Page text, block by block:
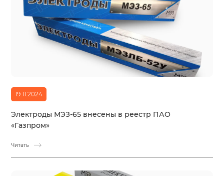
19.11.2024
Электроды МЭЗ-65 внесены в реестр ПАО
«Газпром»
Читать